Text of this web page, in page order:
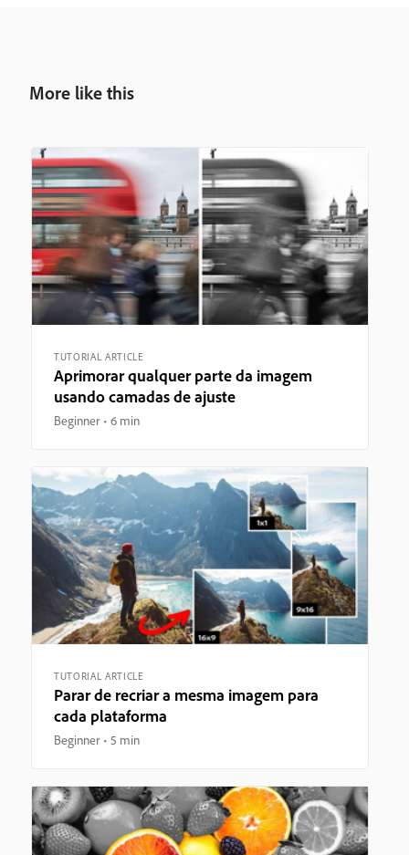
More like this
TUTORIAL ARTICLE
Aprimorar qualquer parte da imagem
usando camadas de ajuste
Beginner 6 min
TUTORIAL ARTICLE
Parar de recriar a mesma imagem para
cada plataforma
Beginner 5 min